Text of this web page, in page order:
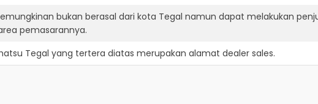
bukan berasal dari kota Tegal namun dapat melakukan
pemasarannya.
Tegal yang tertera diatas merupakan alamat dealer sales.